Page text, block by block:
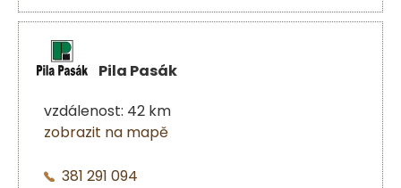
Pila Pasák
vzdálenost: 42 km
zobrazit na mapě
381 291 094